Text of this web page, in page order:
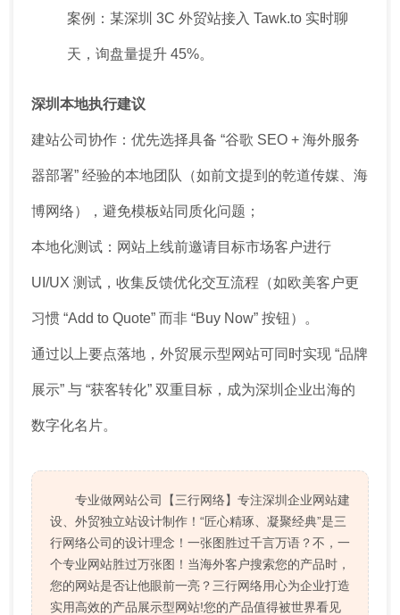
案例：某深圳 3C 外贸站接入 Tawk.to 实时聊
天，询盘量提升 45%。
深圳本地执行建议
建站公司协作：优先选择具备 “谷歌 SEO + 海外服务
器部署” 经验的本地团队（如前文提到的乾道传媒、海
博网络），避免模板站同质化问题；
本地化测试：网站上线前邀请目标市场客户进行
UI/UX 测试，收集反馈优化交互流程（如欧美客户更
习惯 “Add to Quote” 而非 “Buy Now” 按钮）。
通过以上要点落地，外贸展示型网站可同时实现 “品牌
展示” 与 “获客转化” 双重目标，成为深圳企业出海的
数字化名片。
专业做网站公司【三行网络】专注深圳企业网站建
设、外贸独立站设计制作！“匠心精琢、凝聚经典”是三
行网络公司的设计理念！一张图胜过千言万语？不，一
个专业网站胜过万张图！当海外客户搜索您的产品时，
您的网站是否让他眼前一亮？三行网络用心为企业打造
实用高效的产品展示型网站!您的产品值得被世界看见